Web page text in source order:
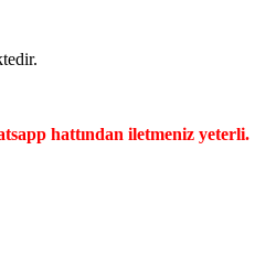
hattından iletmeniz yeterli.